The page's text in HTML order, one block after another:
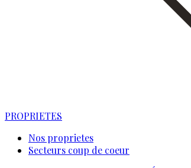
PROPRIETES
Nos proprietes
Secteurs coup de coeur